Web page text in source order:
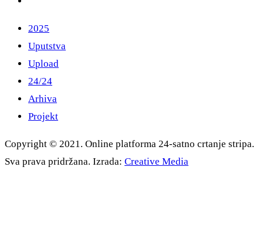
2025
Uputstva
Upload
24/24
Arhiva
Projekt
Copyright © 2021. Online platforma 24-satno crtanje stripa.
Sva prava pridržana. Izrada: Creative Media